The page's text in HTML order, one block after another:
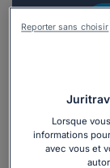
Lorsque
informations
avec vous et
Reporter sans choisir